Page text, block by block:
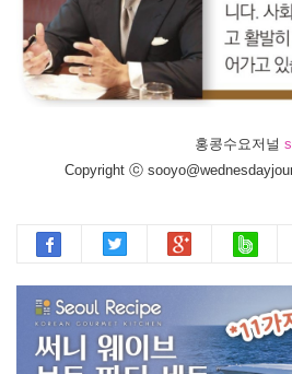
홍콩수요저널
Copyright ⓒ